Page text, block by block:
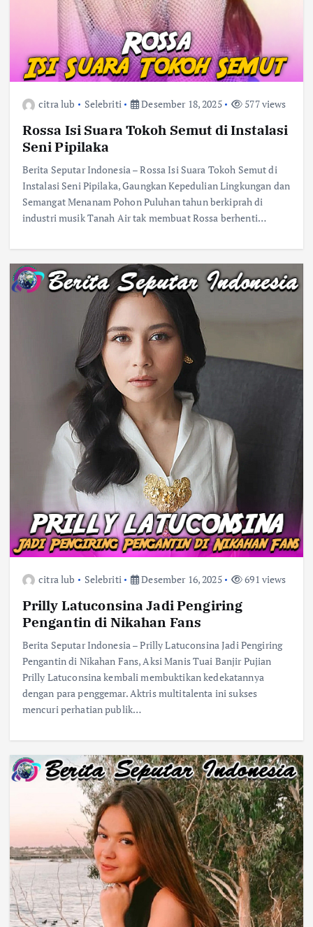
citra lub Selebriti Desember 18, 2025 577 views
Rossa Isi Suara Tokoh Semut di Instalasi
Seni Pipilaka
Berita Seputar Indonesia – Rossa Isi Suara Tokoh Semut di
Instalasi Seni Pipilaka, Gaungkan Kepedulian Lingkungan dan
Semangat Menanam Pohon Puluhan tahun berkiprah di
industri musik Tanah Air tak membuat Rossa berhenti…
citra lub Selebriti Desember 16, 2025 691 views
Prilly Latuconsina Jadi Pengiring
Pengantin di Nikahan Fans
Berita Seputar Indonesia – Prilly Latuconsina Jadi Pengiring
Pengantin di Nikahan Fans, Aksi Manis Tuai Banjir Pujian
Prilly Latuconsina kembali membuktikan kedekatannya
dengan para penggemar. Aktris multitalenta ini sukses
mencuri perhatian publik…